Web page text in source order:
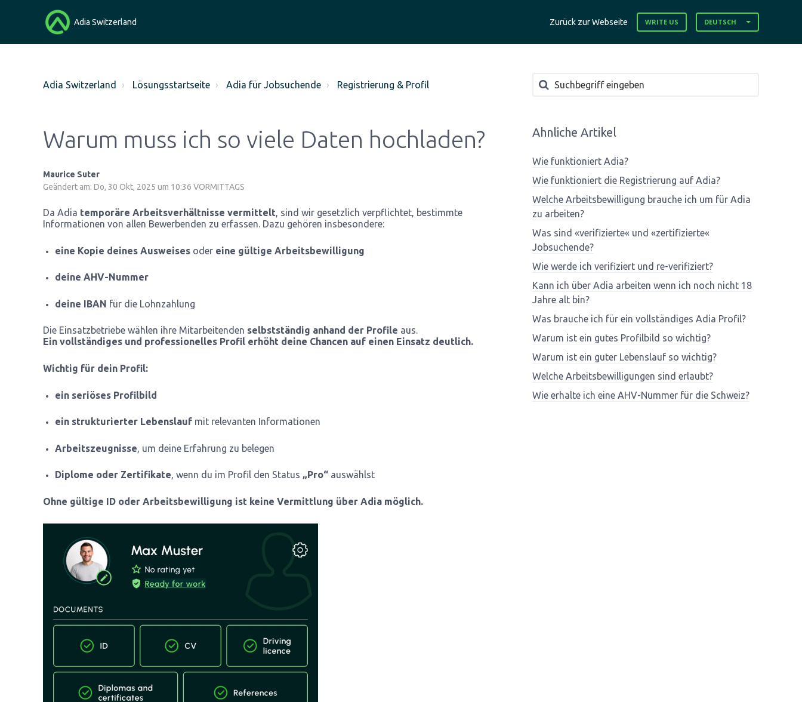
Adia Switzerland Zurück zur Webseite WRITE US DEUTSCH
Adia Switzerland Lösungsstartseite Adia für Jobsuchende Registrierung & Profil
Warum muss ich so viele Daten hochladen?
Maurice Suter
Geändert am: Do, 30 Okt, 2025 um 10:36 VORMITTAGS
Da Adia temporäre Arbeitsverhältnisse vermittelt, sind wir gesetzlich verpflichtet, bestimmte
Informationen von allen Bewerbenden zu erfassen. Dazu gehören insbesondere:
eine Kopie deines Ausweises oder eine gültige Arbeitsbewilligung
deine AHV-Nummer
deine IBAN für die Lohnzahlung
Die Einsatzbetriebe wählen ihre Mitarbeitenden selbstständig anhand der Profile aus.
Ein vollständiges und professionelles Profil erhöht deine Chancen auf einen Einsatz deutlich.
Wichtig für dein Profil:
ein seriöses Profilbild
ein strukturierter Lebenslauf mit relevanten Informationen
Arbeitszeugnisse, um deine Erfahrung zu belegen
Diplome oder Zertifikate, wenn du im Profil den Status „Pro“ auswählst
Ohne gültige ID oder Arbeitsbewilligung ist keine Vermittlung über Adia möglich.
Ahnliche Artikel
Wie funktioniert Adia?
Wie funktioniert die Registrierung auf Adia?
Welche Arbeitsbewilligung brauche ich um für Adia
zu arbeiten?
Was sind «verifizierte« und «zertifizierte«
Jobsuchende?
Wie werde ich verifiziert und re-verifiziert?
Kann ich über Adia arbeiten wenn ich noch nicht 18
Jahre alt bin?
Was brauche ich für ein vollständiges Adia Profil?
Warum ist ein gutes Profilbild so wichtig?
Warum ist ein guter Lebenslauf so wichtig?
Welche Arbeitsbewilligungen sind erlaubt?
Wie erhalte ich eine AHV-Nummer für die Schweiz?